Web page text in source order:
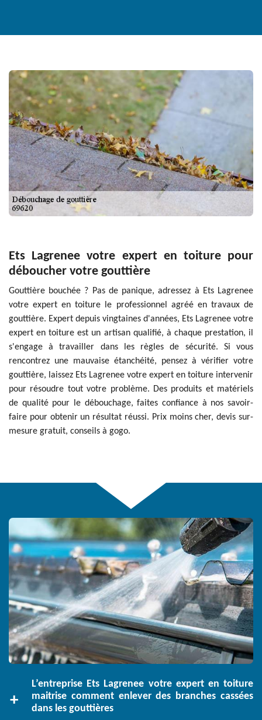
Ets Lagrenee votre expert en toiture pour
déboucher votre gouttière
Gouttière bouchée ? Pas de panique, adressez à Ets Lagrenee
votre expert en toiture le professionnel agréé en travaux de
gouttière. Expert depuis vingtaines d'années, Ets Lagrenee votre
expert en toiture est un artisan qualifié, à chaque prestation, il
s'engage à travailler dans les règles de sécurité. Si vous
rencontrez une mauvaise étanchéité, pensez à vérifier votre
gouttière, laissez Ets Lagrenee votre expert en toiture intervenir
pour résoudre tout votre problème. Des produits et matériels
de qualité pour le débouchage, faites confiance à nos savoir-
faire pour obtenir un résultat réussi. Prix moins cher, devis sur-
mesure gratuit, conseils à gogo.
L’entreprise Ets Lagrenee votre expert en toiture
maitrise comment enlever des branches cassées
dans les gouttières